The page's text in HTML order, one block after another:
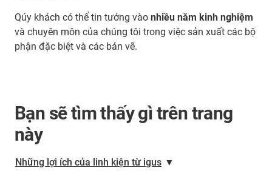
Qúy khách có thể tin tưởng vào nhiều năm kinh nghiệm
và chuyên môn của chúng tôi trong việc sản xuất các bộ
phận đặc biệt và các bản vẽ.
Bạn sẽ tìm thấy gì trên trang
này
Những lợi ích của linh kiện từ igus ▼